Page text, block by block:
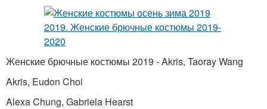
Женские брючные костюмы 2019 - Akris, Taoray Wang
Akris, Eudon Choi
Alexa Chung, Gabriela Hearst